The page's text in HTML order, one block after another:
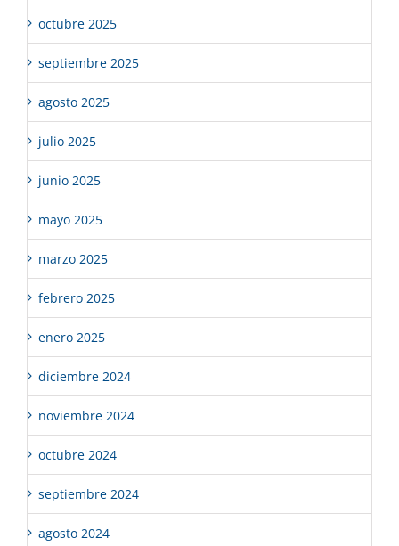
octubre 2025
septiembre 2025
agosto 2025
julio 2025
junio 2025
mayo 2025
marzo 2025
febrero 2025
enero 2025
diciembre 2024
noviembre 2024
octubre 2024
septiembre 2024
agosto 2024